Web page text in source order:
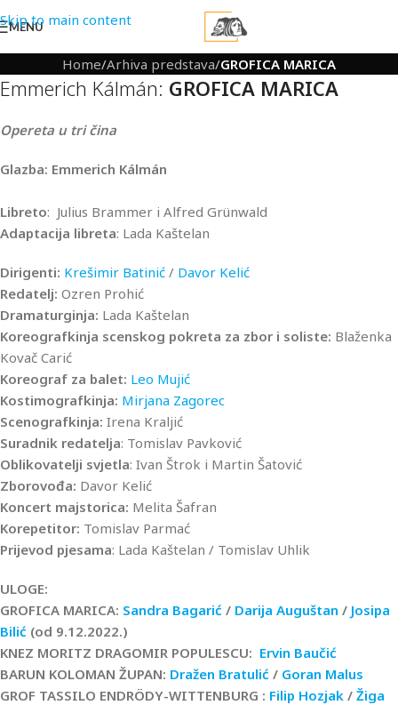
Skip to main content
MENU
Home/Arhiva predstava/GROFICA MARICA
Emmerich Kálmán: GROFICA MARICA
Opereta u tri čina
Glazba: Emmerich Kálmán
Libreto: Julius Brammer i Alfred Grünwald
Adaptacija libreta: Lada Kaštelan
Dirigenti: Krešimir Batinić / Davor Kelić
Redatelj: Ozren Prohić
Dramaturginja: Lada Kaštelan
Koreografkinja scenskog pokreta za zbor i soliste: Blaženka
Kovač Carić
Koreograf za balet: Leo Mujić
Kostimografkinja: Mirjana Zagorec
Scenografkinja: Irena Kraljić
Suradnik redatelja: Tomislav Pavković
Oblikovatelji svjetla: Ivan Štrok i Martin Šatović
Zborovođa: Davor Kelić
Koncert majstorica: Melita Šafran
Korepetitor: Tomislav Parmać
Prijevod pjesama: Lada Kaštelan / Tomislav Uhlik
ULOGE:
GROFICA MARICA: Sandra Bagarić / Darija Auguštan / Josipa
Bilić (od 9.12.2022.)
KNEZ MORITZ DRAGOMIR POPULESCU: Ervin Baučić
BARUN KOLOMAN ŽUPAN: Dražen Bratulić / Goran Malus
GROF TASSILO ENDRÖDY-WITTENBURG : Filip Hozjak / Žiga